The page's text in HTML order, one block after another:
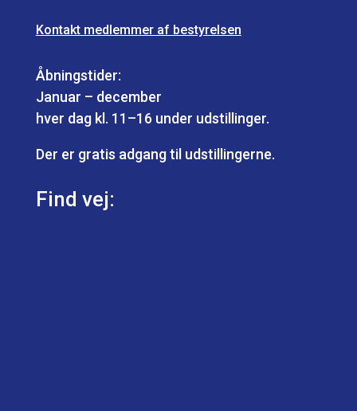
Kontakt medlemmer af bestyrelsen
Åbningstider:
Januar – december
hver dag kl. 11–16 under udstillinger.
Der er gratis adgang til udstillingerne.
Find vej: